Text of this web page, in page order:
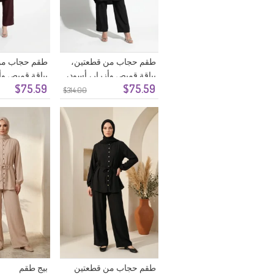
$314.00 $75.59
طقم حجاب من قطعتين،
بياقة قميص وأزرار، أسود،
رقم الموديل 2303-05
$75.59
طقم حجاب
بياقة قميص
لون برقوقي 2303-04
طقم حجاب من قطعتين
بيج طقم